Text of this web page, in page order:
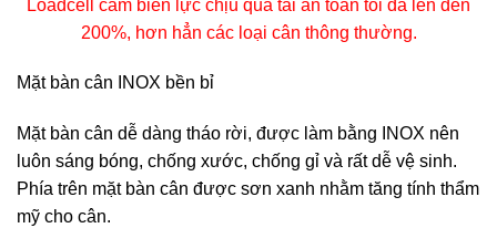
Loadcell cảm biến lực chịu quá tải an toàn tối đa lên đến
200%, hơn hẳn các loại cân thông thường.
Mặt bàn cân INOX bền bỉ
Mặt bàn cân dễ dàng tháo rời, được làm bằng INOX nên
luôn sáng bóng, chống xước, chống gỉ và rất dễ vệ sinh.
Phía trên mặt bàn cân được sơn xanh nhằm tăng tính thẩm
mỹ cho cân.